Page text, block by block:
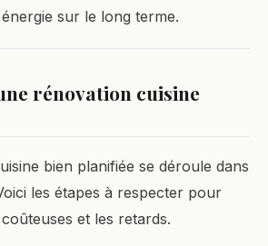
sur le long terme.
rénovation cuisine
bien planifiée se déroule dans
les étapes à respecter pour
et les retards.